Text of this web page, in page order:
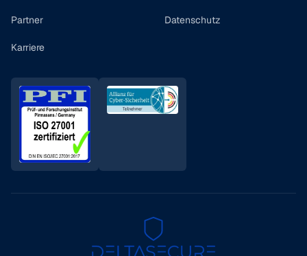
Partner
Karriere
Datenschutz